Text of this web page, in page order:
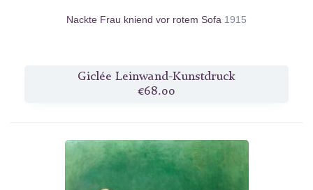
Nackte Frau kniend vor rotem Sofa 1915
Giclée Leinwand-Kunstdruck
€68.00